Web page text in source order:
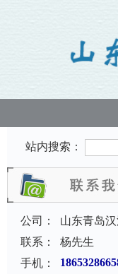
站内搜索：
公司：
山东青岛
联系：
杨先生
手机：